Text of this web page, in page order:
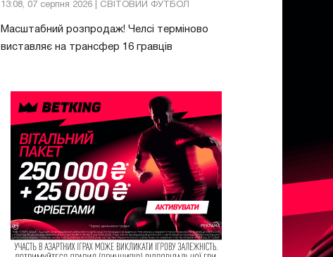
13:08, 07 серпня 2026 | СВІТОВИЙ ФУТБОЛ
Масштабний розпродаж! Челсі терміново
виставляє на трансфер 16 гравців